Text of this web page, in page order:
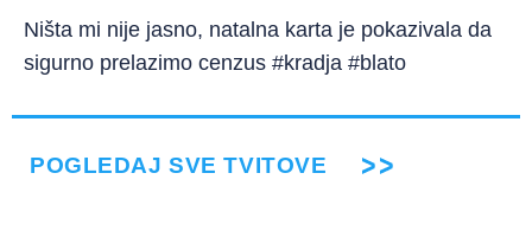
Ništa mi nije jasno, natalna karta je pokazivala da
sigurno prelazimo cenzus #kradja #blato
POGLEDAJ SVE TVITOVE